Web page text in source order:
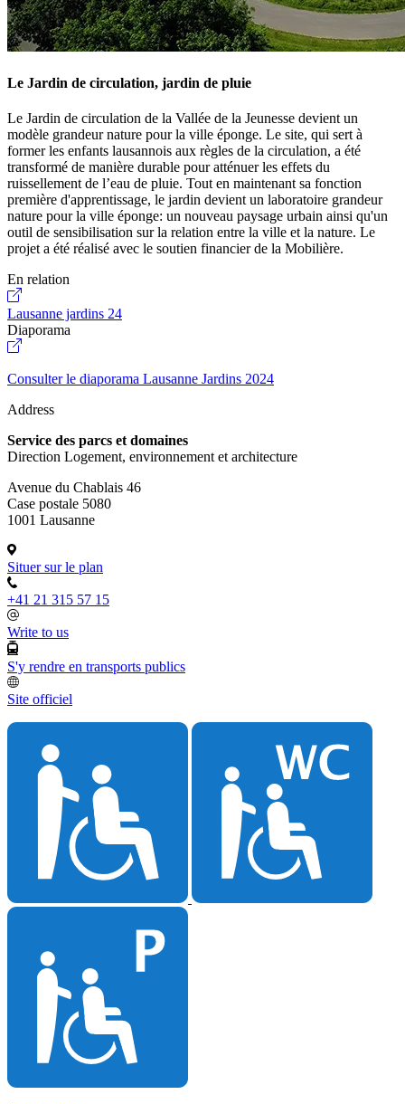
Le Jardin de circulation, jardin de pluie
Le Jardin de circulation de la Vallée de la Jeunesse devient un
modèle grandeur nature pour la ville éponge. Le site, qui sert à
former les enfants lausannois aux règles de la circulation, a été
transformé de manière durable pour atténuer les effets du
ruissellement de l’eau de pluie. Tout en maintenant sa fonction
première d'apprentissage, le jardin devient un laboratoire grandeur
nature pour la ville éponge: un nouveau paysage urbain ainsi qu'un
outil de sensibilisation sur la relation entre la ville et la nature. Le
projet a été réalisé avec le soutien financier de la Mobilière.
En relation
Lausanne jardins 24
Diaporama
Consulter le diaporama Lausanne Jardins 2024
Address
Service des parcs et domaines
Direction Logement, environnement et architecture
Avenue du Chablais 46
Case postale 5080
1001 Lausanne
Situer sur le plan
+41 21 315 57 15
Write to us
S'y rendre en transports publics
Site officiel